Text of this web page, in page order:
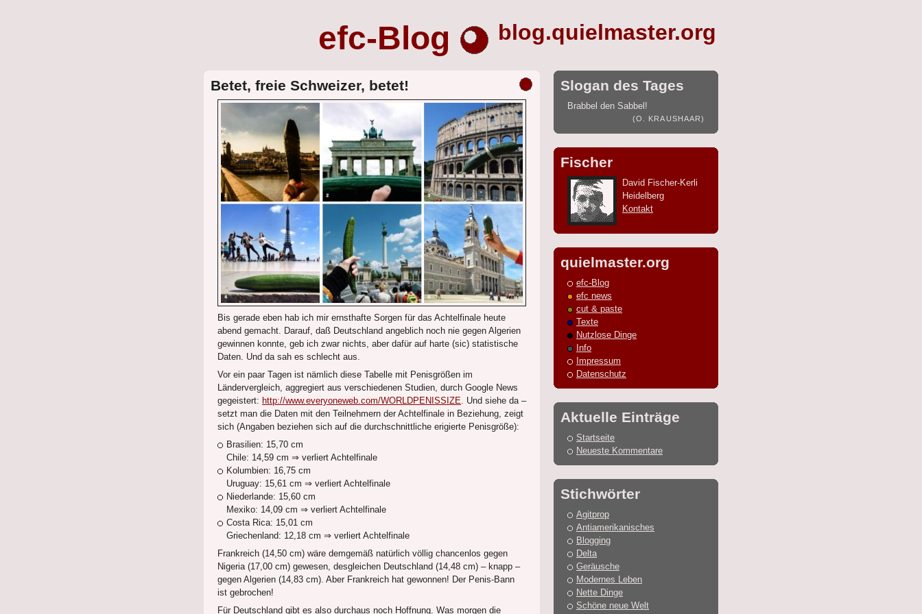
efc-Blog blog.quielmaster.org
Betet, freie Schweizer, betet!
Bis gerade eben hab ich mir ernsthafte Sorgen für das Achtelfinale heute
abend gemacht. Darauf, daß Deutschland angeblich noch nie gegen Algerien
gewinnen konnte, geb ich zwar nichts, aber dafür auf harte (sic) statistische
Daten. Und da sah es schlecht aus.
Vor ein paar Tagen ist nämlich diese Tabelle mit Penisgrößen im
Ländervergleich, aggregiert aus verschiedenen Studien, durch Google News
gegeistert: http://www.everyoneweb.com/WORLDPENISSIZE. Und siehe da –
setzt man die Daten mit den Teilnehmern der Achtelfinale in Beziehung, zeigt
sich (Angaben beziehen sich auf die durchschnittliche erigierte Penisgröße):
Brasilien: 15,70 cm
Chile: 14,59 cm ⇒ verliert Achtelfinale
Kolumbien: 16,75 cm
Uruguay: 15,61 cm ⇒ verliert Achtelfinale
Niederlande: 15,60 cm
Mexiko: 14,09 cm ⇒ verliert Achtelfinale
Costa Rica: 15,01 cm
Griechenland: 12,18 cm ⇒ verliert Achtelfinale
Frankreich (14,50 cm) wäre demgemäß natürlich völlig chancenlos gegen
Nigeria (17,00 cm) gewesen, desgleichen Deutschland (14,48 cm) – knapp –
gegen Algerien (14,83 cm). Aber Frankreich hat gewonnen! Der Penis-Bann
ist gebrochen!
Für Deutschland gibt es also durchaus noch Hoffnung. Was morgen die
Slogan des Tages
Brabbel den Sabbel!
(O. KRAUSHAAR)
Fischer
David Fischer-Kerli
Heidelberg
Kontakt
quielmaster.org
efc-Blog
efc news
cut & paste
Texte
Nutzlose Dinge
Info
Impressum
Datenschutz
Aktuelle Einträge
Startseite
Neueste Kommentare
Stichwörter
Agitprop
Antiamerikanisches
Blogging
Delta
Geräusche
Modernes Leben
Nette Dinge
Schöne neue Welt